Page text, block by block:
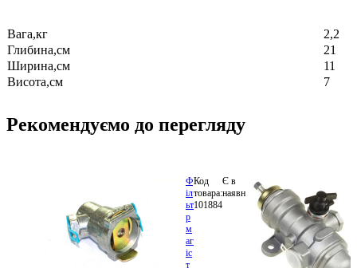
Вага,кг
2,2
Глибина,см
21
Ширина,см
11
Висота,см
7
Рекомендуємо до перегляду
Ф
іл
ьт
р
м
аг
іс
т
Код
товара:
101884
Є в
наявності
S.I.L.A.
100.3511310 грн.